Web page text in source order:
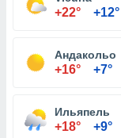
+22° +12°
Андакольо
+16° +7°
Ильяпель
+18° +9°